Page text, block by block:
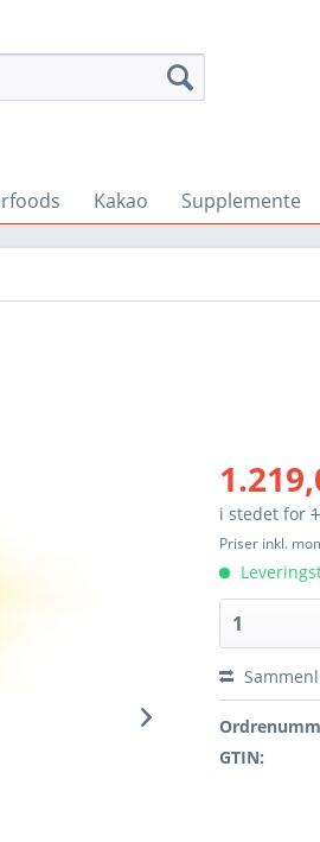
Kakao Supplemente
i stedet for
Priser inkl.
GTIN: